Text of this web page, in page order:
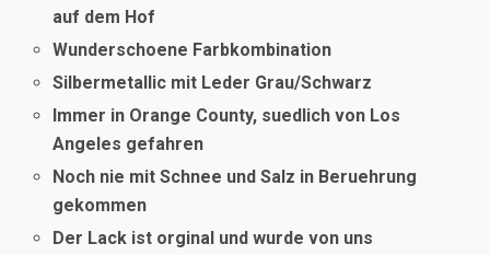
auf dem Hof
Wunderschoene Farbkombination
Silbermetallic mit Leder Grau/Schwarz
Immer in Orange County, suedlich von Los
Angeles gefahren
Noch nie mit Schnee und Salz in Beruehrung
gekommen
Der Lack ist orginal und wurde von uns